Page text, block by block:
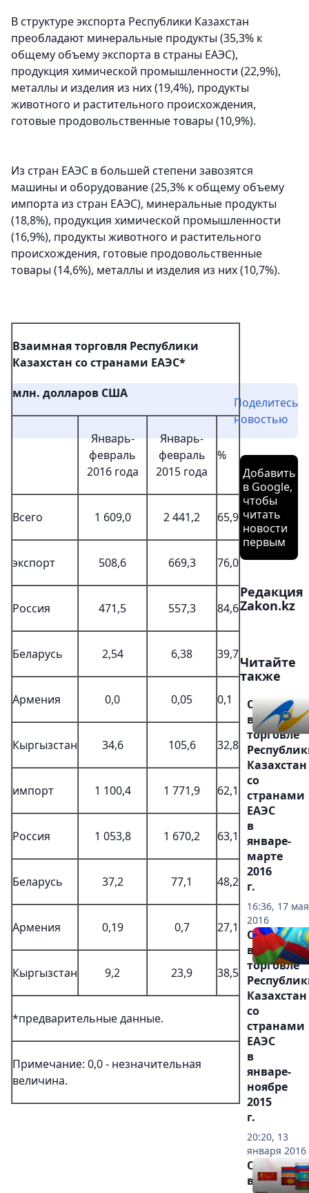
В структуре экспорта Республики Казахстан
преобладают минеральные продукты (35,3% к
общему объему экспорта в страны ЕАЭС),
продукция химической промышленности (22,9%),
металлы и изделия из них (19,4%), продукты
животного и растительного происхождения,
готовые продовольственные товары (10,9%).
Из стран ЕАЭС в большей степени завозятся
машины и оборудование (25,3% к общему объему
импорта из стран ЕАЭС), минеральные продукты
(18,8%), продукция химической промышленности
(16,9%), продукты животного и растительного
происхождения, готовые продовольственные
товары (14,6%), металлы и изделия из них (10,7%).
Взаимная торговля Республики
Казахстан со странами ЕАЭС*
млн. долларов США
Январь-
февраль
2016 года
Январь-
февраль
2015 года
%
Всего 1 609,0 2 441,2 65,9
экспорт 508,6 669,3 76,0
Россия 471,5 557,3 84,6
Беларусь 2,54 6,38 39,7
Армения 0,0 0,05 0,1
Кыргызстан 34,6 105,6 32,8
импорт 1 100,4 1 771,9 62,1
Россия 1 053,8 1 670,2 63,1
Беларусь 37,2 77,1 48,2
Армения 0,19 0,7 27,1
Кыргызстан 9,2 23,9 38,5
*предварительные данные.
Примечание: 0,0 - незначительная
величина.
Поделитесь
новостью
Добавить
в Google,
чтобы
читать
новости
первым
Редакция
Zakon.kz
Читайте
также
16:36, 17 мая
2016
О
взаимной
торговле
Казахстан
со
странами
ЕАЭС
в
январе-
марте
2016
г.
20:20, 13
января 2016
О
взаимной
торговле
Казахстан
со
странами
ЕАЭС
в
январе-
ноябре
2015
г.
О
взаимной